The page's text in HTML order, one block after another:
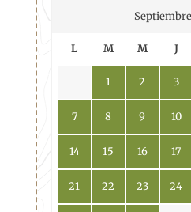
L M M J
1 2 3
7 8 9 10
14 15 16 17
21 22 23 24